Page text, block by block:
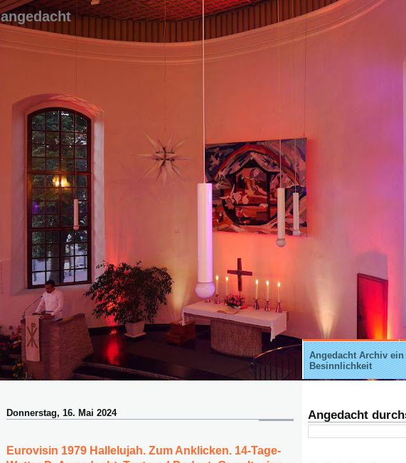
angedacht
Angedacht Archiv
Besinnlichkeit
Donnerstag, 16. Mai 2024
Eurovisin 1979 Hallelujah. Zum Anklicken. 14-Tage-
Angedacht